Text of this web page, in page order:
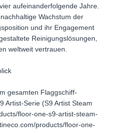
aufeinanderfolgende Jahre.
Wachstum der
und ihr Engagement
Reinigungslösungen,
weltweit vertrauen.
gesamten Flaggschiff-
Artist-Serie (S9 Artist Steam
floor-one-s9-artist-steam-
products/floor-one-